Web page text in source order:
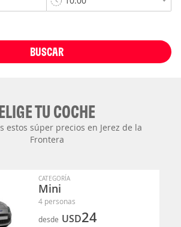
BUSCAR
TU COCHE
estos súper precios en Jerez de la
Frontera
CATEGORÍA
Mini
4 personas
desde USD24